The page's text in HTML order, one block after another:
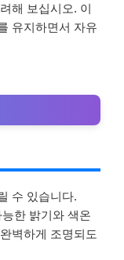
해 보십시오. 이
유지하면서 자유
수 있습니다.
한 밝기와 색온
벽하게 조명되도